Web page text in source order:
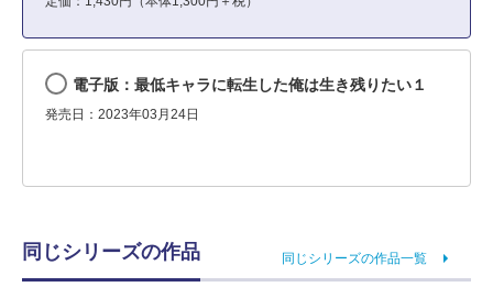
電子版：最低キャラに転生した俺は生き残りたい１
発売日：2023年03月24日
同じシリーズの作品 同じシリーズの作品一覧